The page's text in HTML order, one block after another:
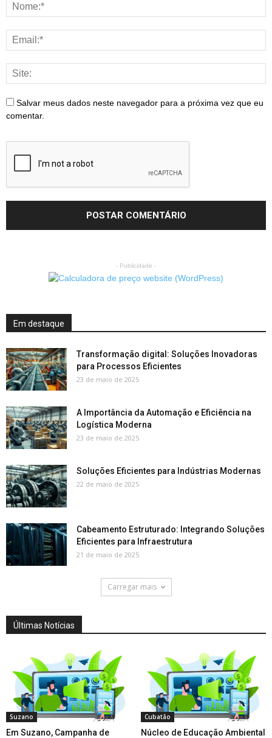
Salvar meus dados neste navegador para a próxima vez que eu
comentar.
- Publicidade -
Em destaque
Transformação digital: Soluções Inovadoras
para Processos Eficientes
23 de maio de 2025
A Importância da Automação e Eficiência na
Logística Moderna
23 de maio de 2025
Soluções Eficientes para Indústrias Modernas
22 de maio de 2025
Cabeamento Estruturado: Integrando Soluções
Eficientes para Infraestrutura
21 de maio de 2025
Carregar mais
Últimas Notícias
Suzano
Em Suzano, Campanha de
Cubatão
Núcleo de Educação Ambiental